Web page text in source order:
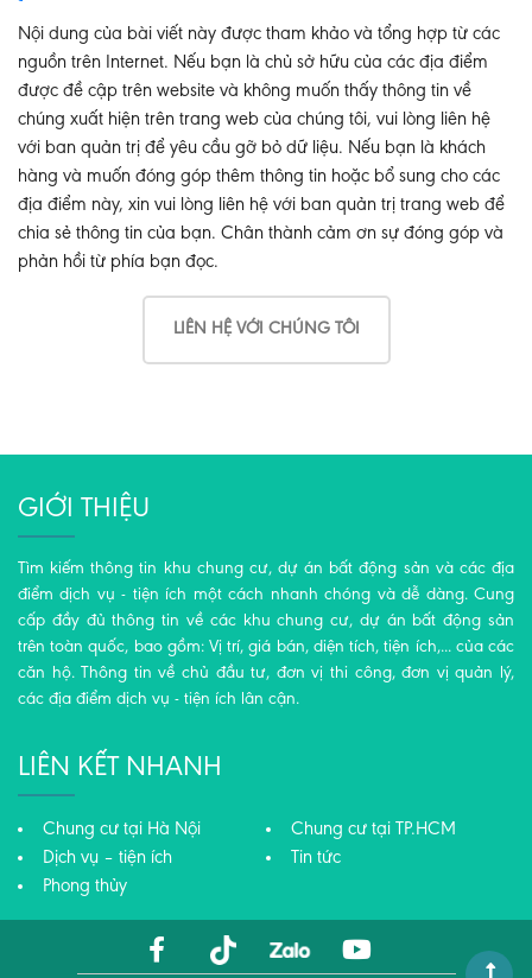
Nội dung của bài viết này được tham khảo và tổng hợp từ các
nguồn trên Internet. Nếu bạn là chủ sở hữu của các địa điểm
được đề cập trên website và không muốn thấy thông tin về
chúng xuất hiện trên trang web của chúng tôi, vui lòng liên hệ
với ban quản trị để yêu cầu gỡ bỏ dữ liệu. Nếu bạn là khách
hàng và muốn đóng góp thêm thông tin hoặc bổ sung cho các
địa điểm này, xin vui lòng liên hệ với ban quản trị trang web để
chia sẻ thông tin của bạn. Chân thành cảm ơn sự đóng góp và
phản hồi từ phía bạn đọc.
LIÊN HỆ VỚI CHÚNG TÔI
GIỚI THIỆU
Tìm kiếm thông tin khu chung cư, dự án bất động sản và các địa
điểm dịch vụ - tiện ích một cách nhanh chóng và dễ dàng. Cung
cấp đầy đủ thông tin về các khu chung cư, dự án bất động sản
trên toàn quốc, bao gồm: Vị trí, giá bán, diện tích, tiện ích,... của các
căn hộ. Thông tin về chủ đầu tư, đơn vị thi công, đơn vị quản lý,
các địa điểm dịch vụ - tiện ích lân cận.
LIÊN KẾT NHANH
Chung cư tại Hà Nội
Chung cư tại TP.HCM
Dịch vụ – tiện ích
Tin tức
Phong thủy